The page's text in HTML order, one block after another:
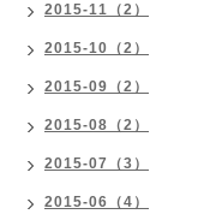
2015-11（2）
2015-10（2）
2015-09（2）
2015-08（2）
2015-07（3）
2015-06（4）